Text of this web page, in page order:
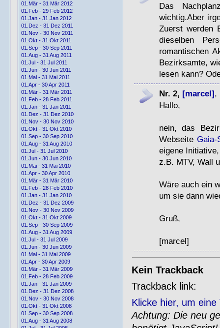
01.Mär - 31 Mär 2012
01.Feb - 29 Feb 2012
01.Jan - 31 Jan 2012
01.Dez - 31 Dez 2011
01.Nov - 30 Nov 2011
01.Okt - 31 Okt 2011
01.Sep - 30 Sep 2011
01.Aug - 31 Aug 2011
01.Jul - 31 Jul 2011
01.Jun - 30 Jun 2011
01.Mai - 31 Mai 2011
01.Apr - 30 Apr 2011
01.Mär - 31 Mär 2011
01.Feb - 28 Feb 2011
01.Jan - 31 Jan 2011
01.Dez - 31 Dez 2010
01.Nov - 30 Nov 2010
01.Okt - 31 Okt 2010
01.Sep - 30 Sep 2010
01.Aug - 31 Aug 2010
01.Jul - 31 Jul 2010
01.Jun - 30 Jun 2010
01.Mai - 31 Mai 2010
01.Apr - 30 Apr 2010
01.Mär - 31 Mär 2010
01.Feb - 28 Feb 2010
01.Jan - 31 Jan 2010
01.Dez - 31 Dez 2009
01.Nov - 30 Nov 2009
01.Okt - 31 Okt 2009
01.Sep - 30 Sep 2009
01.Aug - 31 Aug 2009
01.Jul - 31 Jul 2009
01.Jun - 30 Jun 2009
01.Mai - 31 Mai 2009
01.Apr - 30 Apr 2009
01.Mär - 31 Mär 2009
01.Feb - 28 Feb 2009
01.Jan - 31 Jan 2009
01.Dez - 31 Dez 2008
01.Nov - 30 Nov 2008
01.Okt - 31 Okt 2008
01.Sep - 30 Sep 2008
01.Aug - 31 Aug 2008
Das
wichtig.Aber
Zuerst werden
dieselben
romantischen
Bezirksamte,
lesen kann?
Nr. 2, [marcel],
Hallo,
nein, das
Webseite Gaia-
eigene
z.B. MTV, Wall
Wäre auch ein
um sie dann
Gruß,
[marcel]
Kein Trackback
Trackback link:
Klicke hier, um
Achtung: Die neu